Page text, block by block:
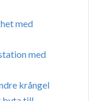
med
med
krångel